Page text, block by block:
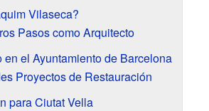
Vilaseca?
Pasos como Arquitecto
en el Ayuntamiento de Barcelona
Proyectos de Restauración
para Ciutat Vella